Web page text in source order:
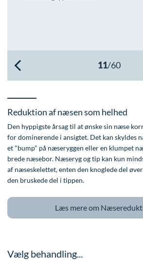
Reduktion af næsen som helhed
Den hyppigste årsag til at ønske sin næse
for dominerende i ansigtet. Det kan skyldes
et "bump" på næseryggen eller en klumpet
brede næsebor. Næseryg og tip kan kun
af næseskelettet, enten den knoglede del
den bruskede del i tippen.
Læs mere om
Vælg behandling...